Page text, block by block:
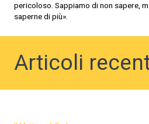
pericoloso. Sappiamo di non sapere,
saperne di più».
Articoli